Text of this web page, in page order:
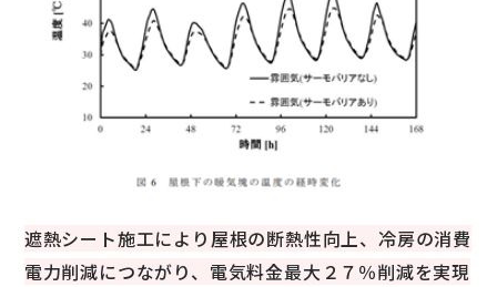
遮熱シート施工により屋根の断熱性向上、冷房の消費
電力削減につながり、電気料金最大２７％削減を実現